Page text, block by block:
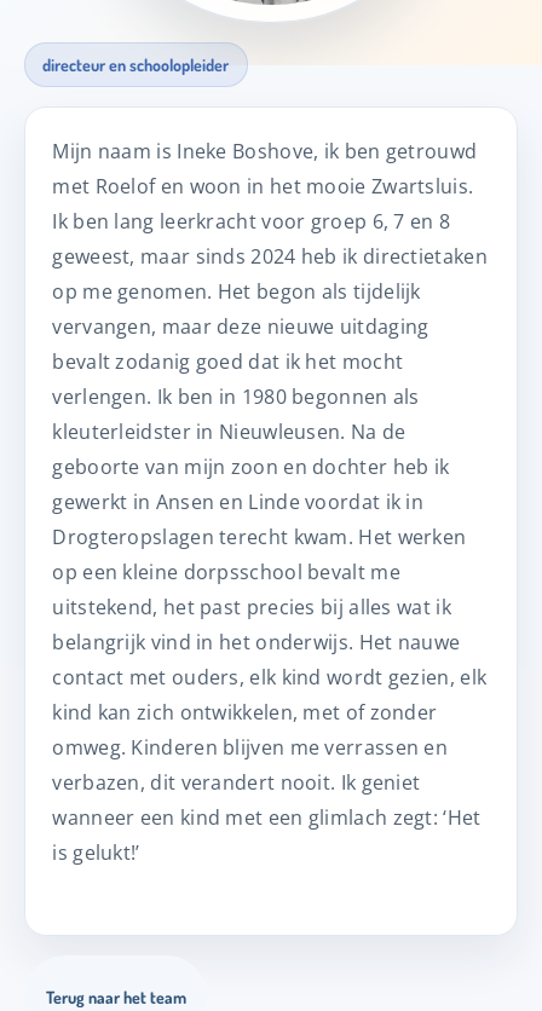
directeur en schoolopleider
Mijn naam is Ineke Boshove, ik ben getrouwd
met Roelof en woon in het mooie Zwartsluis.
Ik ben lang leerkracht voor groep 6, 7 en 8
geweest, maar sinds 2024 heb ik directietaken
op me genomen. Het begon als tijdelijk
vervangen, maar deze nieuwe uitdaging
bevalt zodanig goed dat ik het mocht
verlengen. Ik ben in 1980 begonnen als
kleuterleidster in Nieuwleusen. Na de
geboorte van mijn zoon en dochter heb ik
gewerkt in Ansen en Linde voordat ik in
Drogteropslagen terecht kwam. Het werken
op een kleine dorpsschool bevalt me
uitstekend, het past precies bij alles wat ik
belangrijk vind in het onderwijs. Het nauwe
contact met ouders, elk kind wordt gezien, elk
kind kan zich ontwikkelen, met of zonder
omweg. Kinderen blijven me verrassen en
verbazen, dit verandert nooit. Ik geniet
wanneer een kind met een glimlach zegt: ‘Het
is gelukt!’
Terug naar het team